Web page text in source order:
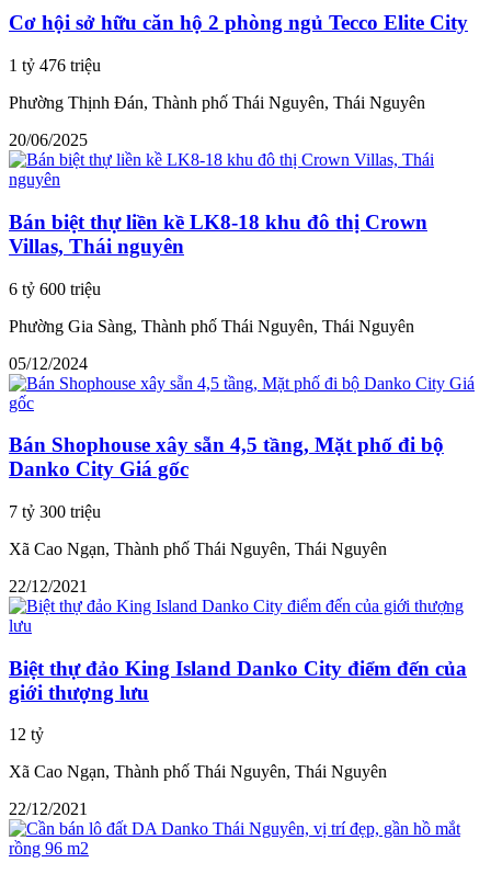
Cơ hội sở hữu căn hộ 2 phòng ngủ Tecco Elite City
1 tỷ 476 triệu
Phường Thịnh Đán, Thành phố Thái Nguyên, Thái Nguyên
20/06/2025
Bán biệt thự liền kề LK8-18 khu đô thị Crown
Villas, Thái nguyên
6 tỷ 600 triệu
Phường Gia Sàng, Thành phố Thái Nguyên, Thái Nguyên
05/12/2024
Bán Shophouse xây sẵn 4,5 tầng, Mặt phố đi bộ
Danko City Giá gốc
7 tỷ 300 triệu
Xã Cao Ngạn, Thành phố Thái Nguyên, Thái Nguyên
22/12/2021
Biệt thự đảo King Island Danko City điểm đến của
giới thượng lưu
12 tỷ
Xã Cao Ngạn, Thành phố Thái Nguyên, Thái Nguyên
22/12/2021